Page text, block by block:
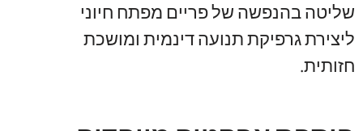
שליטה בהנפשה של פריים מפתח חיוני
ליצירת גרפיקת תנועה דינמית ומושכת
חזותית.